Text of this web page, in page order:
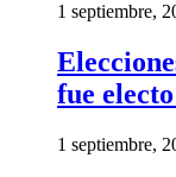
1 septiembre,
fue
1 septiembre,